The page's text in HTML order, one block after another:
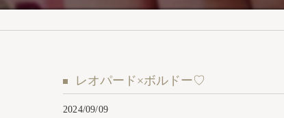
レオパード×ボルドー♡
2024/09/09